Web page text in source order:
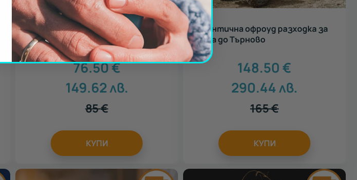
Ритуал за тяло и лице Сияние
76.50€
149.62лв.
85€
КУПИ
Романтична офроуд разходка за
двама до Търново
148.50€
290.44лв.
165€
КУПИ